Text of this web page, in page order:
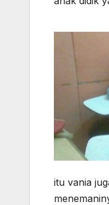
itu vania